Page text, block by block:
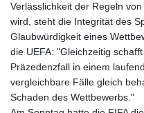
Verlässlichkeit der Regeln
wird, steht die Integrität des
Glaubwürdigkeit eines
die UEFA: "Gleichzeitig
Präzedenzfall in einem
vergleichbare Fälle gleich
Schaden des Wettbewerbs."